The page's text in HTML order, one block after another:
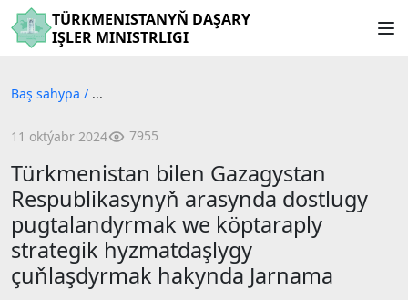
TÜRKMENISTANYŇ DAŞARY
IŞLER MINISTRLIGI
Baş sahypa / ...
11 oktýabr 2024 7955
Türkmenistan bilen Gazagystan
Respublikasynyň arasynda dostlugy
pugtalandyrmak we köptaraply
strategik hyzmatdaşlygy
çuňlaşdyrmak hakynda Jarnama